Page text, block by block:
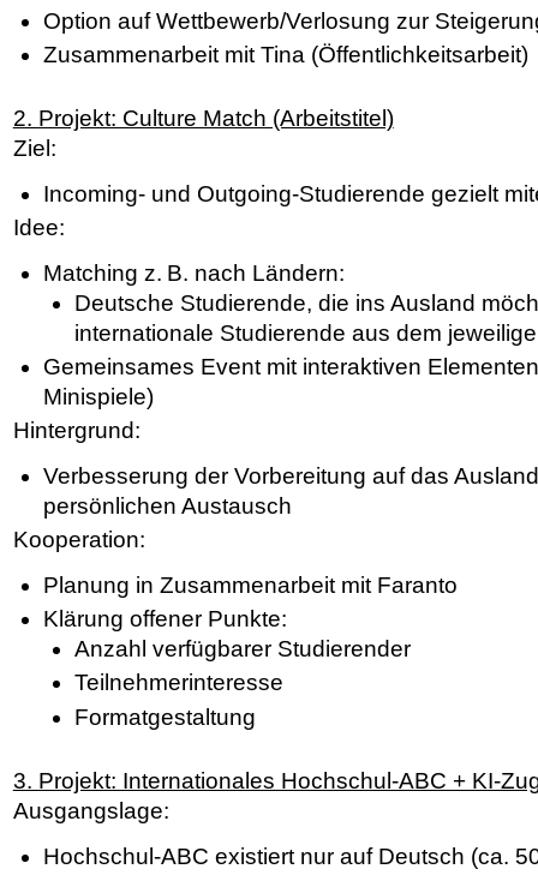
Option auf Wettbewerb/Verlosung zur
Zusammenarbeit mit Tina (Öffentlichkeitsarbeit)
2. Projekt: Culture Match (Arbeitstitel)
Ziel:
Incoming- und Outgoing-Studierende gezielt
Idee:
Matching z. B. nach Ländern:
Deutsche Studierende, die ins Ausland
internationale Studierende aus dem
Gemeinsames Event mit interaktiven
Minispiele)
Hintergrund:
Verbesserung der Vorbereitung auf das
persönlichen Austausch
Kooperation:
Planung in Zusammenarbeit mit Faranto
Klärung offener Punkte:
Anzahl verfügbarer Studierender
Teilnehmerinteresse
Formatgestaltung
3. Projekt: Internationales Hochschul-ABC + KI-
Ausgangslage:
Hochschul-ABC existiert nur auf Deutsch (ca.